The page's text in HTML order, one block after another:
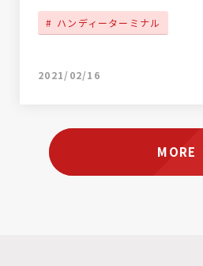
ハンディーターミナル
2021/02/16
MORE